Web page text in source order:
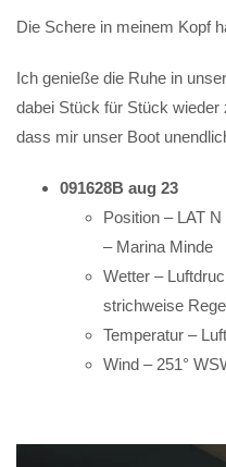
Die Schere in meinem Kopf
Ich genieße die Ruhe in
dabei Stück für Stück wieder
dass mir unser Boot
091628B aug 23
Position – LAT N
– Marina Minde
Wetter –
strichweise
Temperatur –
Wind – 251°